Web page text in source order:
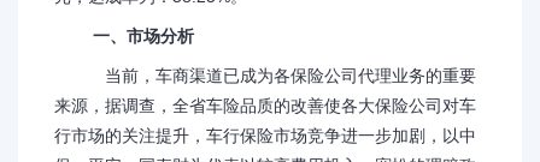
一、市场分析
当前，车商渠道已成为各保险公司代理业务的重要
来源，据调查，全省车险品质的改善使各大保险公司对车
行市场的关注提升，车行保险市场竞争进一步加剧，以中